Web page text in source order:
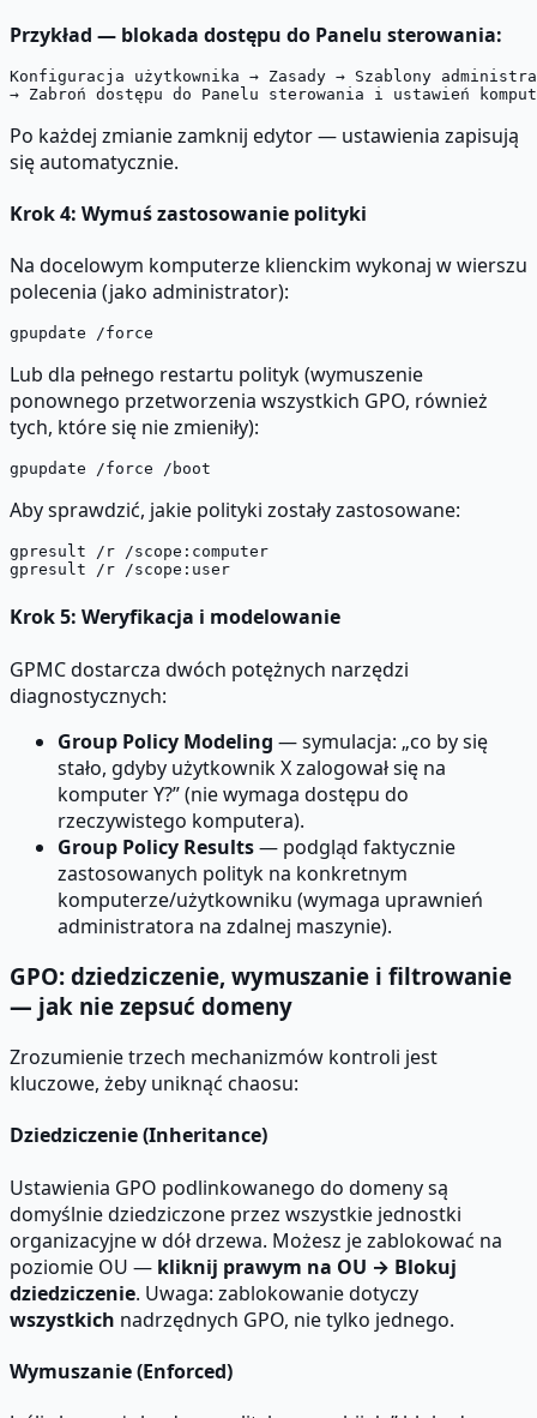
Przykład — blokada dostępu do Panelu sterowania:
Konfiguracja użytkownika → Zasady → Szablony
Po każdej zmianie zamknij edytor — ustawienia zapisują
się automatycznie.
Krok 4: Wymuś zastosowanie polityki
Na docelowym komputerze klienckim wykonaj w wierszu
polecenia (jako administrator):
Lub dla pełnego restartu polityk (wymuszenie
ponownego przetworzenia wszystkich GPO, również
tych, które się nie zmieniły):
Aby sprawdzić, jakie polityki zostały zastosowane:
gpresult /r /scope:computer
Krok 5: Weryfikacja i modelowanie
GPMC dostarcza dwóch potężnych narzędzi
diagnostycznych:
Group Policy Modeling — symulacja: „co by się
stało, gdyby użytkownik X zalogował się na
komputer Y?” (nie wymaga dostępu do
rzeczywistego komputera).
Group Policy Results— podgląd faktycznie
zastosowanych polityk na konkretnym
komputerze/użytkowniku (wymaga uprawnień
administratora na zdalnej maszynie).
GPO: dziedziczenie, wymuszanie i filtrowanie
— jak nie zepsuć domeny
Zrozumienie trzech mechanizmów kontroli jest
kluczowe, żeby uniknąć chaosu:
Dziedziczenie (Inheritance)
Ustawienia GPO podlinkowanego do domeny są
domyślnie dziedziczone przez wszystkie jednostki
organizacyjne w dół drzewa. Możesz je zablokować na
poziomie OU — kliknij prawym na OU → Blokuj
dziedziczenie. Uwaga: zablokowanie dotyczy
wszystkich nadrzędnych GPO, nie tylko jednego.
Wymuszanie (Enforced)